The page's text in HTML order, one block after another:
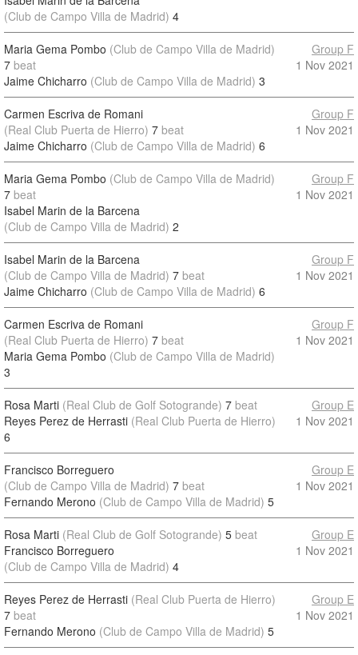
(Club de Campo Villa de Madrid) 4
Maria Gema Pombo (Club de Campo Villa de Madrid)
7 beat
Jaime Chicharro (Club de Campo Villa de Madrid) 3
Group F
1 Nov 2021
Carmen Escriva de Romani
(Real Club Puerta de Hierro) 7 beat
Jaime Chicharro (Club de Campo Villa de Madrid) 6
Group F
1 Nov 2021
Maria Gema Pombo (Club de Campo Villa de Madrid)
7 beat
Isabel Marin de la Barcena
(Club de Campo Villa de Madrid) 2
Group F
1 Nov 2021
Isabel Marin de la Barcena
(Club de Campo Villa de Madrid) 7 beat
Jaime Chicharro (Club de Campo Villa de Madrid) 6
Group F
1 Nov 2021
Carmen Escriva de Romani
(Real Club Puerta de Hierro) 7 beat
Maria Gema Pombo (Club de Campo Villa de Madrid)
3
Group F
1 Nov 2021
Rosa Marti (Real Club de Golf Sotogrande) 7 beat
Reyes Perez de Herrasti (Real Club Puerta de Hierro)
6
Group E
1 Nov 2021
Francisco Borreguero
(Club de Campo Villa de Madrid) 7 beat
Fernando Merono (Club de Campo Villa de Madrid) 5
Group E
1 Nov 2021
Rosa Marti (Real Club de Golf Sotogrande) 5 beat
Francisco Borreguero
(Club de Campo Villa de Madrid) 4
Group E
1 Nov 2021
Reyes Perez de Herrasti (Real Club Puerta de Hierro)
7 beat
Fernando Merono (Club de Campo Villa de Madrid) 5
Group E
1 Nov 2021